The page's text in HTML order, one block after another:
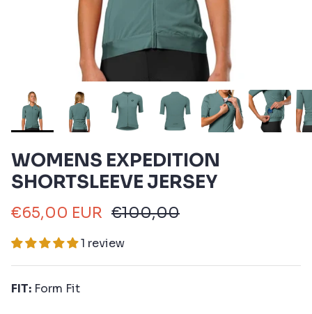
WOMENS EXPEDITION
SHORTSLEEVE JERSEY
€65,00 EUR €100,00
1 review
FIT: Form Fit